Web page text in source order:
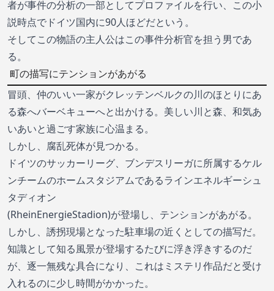
者が事件の分析の一部としてプロファイルを行い、この小
説時点でドイツ国内に90人ほどだという。
そしてこの物語の主人公はこの事件分析官を担う男であ
る。
町の描写にテンションがあがる
冒頭、仲のいい一家がクレッテンベルクの川のほとりにあ
る森へバーベキューへと出かける。美しい川と森、和気あ
いあいと過ごす家族に心温まる。
しかし、腐乱死体が見つかる。
ドイツのサッカーリーグ、ブンデスリーガに所属するケル
ンチームのホームスタジアムであるラインエネルギーシュ
タディオン
(RheinEnergieStadion)が登場し、テンションがあがる。
しかし、誘拐現場となった駐車場の近くとしての描写だ。
知識として知る風景が登場するたびに浮き浮きするのだ
が、逐一無残な具合になり、これはミステリ作品だと受け
入れるのに少し時間がかかった。